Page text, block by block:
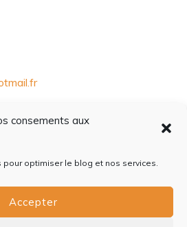
consements aux
optimiser le blog et nos services.
Accepter
94320 Thiais